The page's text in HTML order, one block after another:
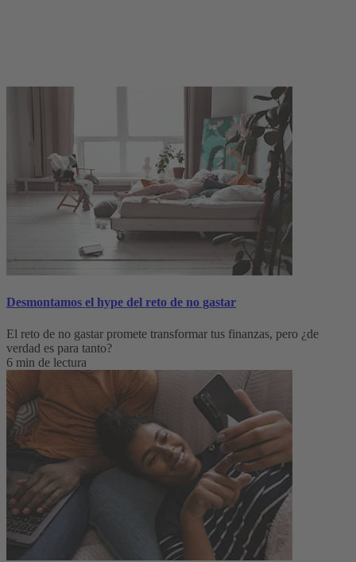
Desmontamos el hype del reto de no gastar
El reto de no gastar promete transformar tus finanzas, pero ¿de
verdad es para tanto?
6 min de lectura